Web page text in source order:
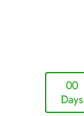
00
Days